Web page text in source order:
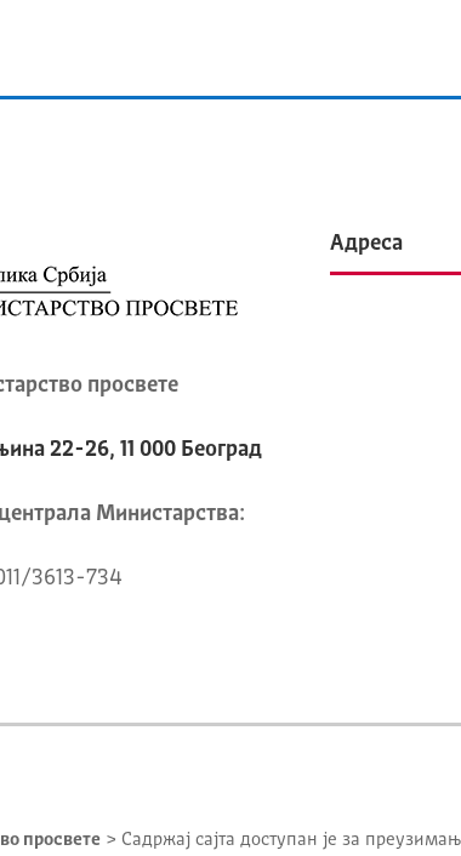
просвете
22-26, 11 000 Београд
Mинистарства:
3613-734
Адреса
просвете > Садржај сајта доступан је за